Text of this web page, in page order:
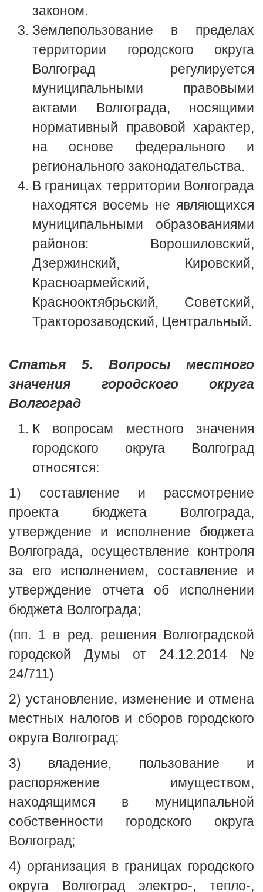
законом.
Землепользование в пределах
территории городского округа
Волгоград регулируется
муниципальными правовыми
актами Волгограда, носящими
нормативный правовой характер,
на основе федерального и
регионального законодательства.
В границах территории Волгограда
находятся восемь не являющихся
муниципальными образованиями
районов: Ворошиловский,
Дзержинский, Кировский,
Красноармейский,
Краснооктябрьский, Советский,
Тракторозаводский, Центральный.
Статья 5. Вопросы местного
значения городского округа
Волгоград
К вопросам местного значения
городского округа Волгоград
относятся:
1) составление и рассмотрение
проекта бюджета Волгограда,
утверждение и исполнение бюджета
Волгограда, осуществление контроля
за его исполнением, составление и
утверждение отчета об исполнении
бюджета Волгограда;
(пп. 1 в ред. решения Волгоградской
городской Думы от 24.12.2014 №
24/711)
2) установление, изменение и отмена
местных налогов и сборов городского
округа Волгоград;
3) владение, пользование и
распоряжение имуществом,
находящимся в муниципальной
собственности городского округа
Волгоград;
4) организация в границах городского
округа Волгоград электро-, тепло-,